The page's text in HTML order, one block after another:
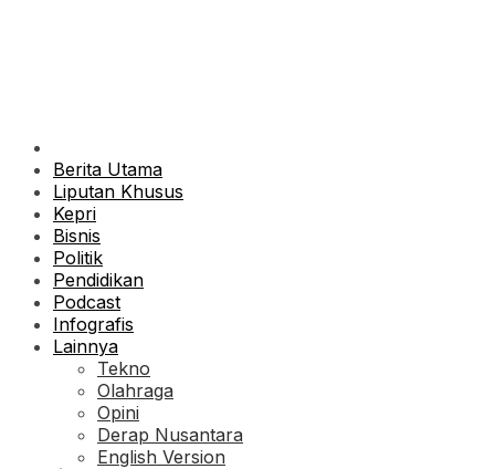
Berita Utama
Liputan Khusus
Kepri
Bisnis
Politik
Pendidikan
Podcast
Infografis
Lainnya
Tekno
Olahraga
Opini
Derap Nusantara
English Version